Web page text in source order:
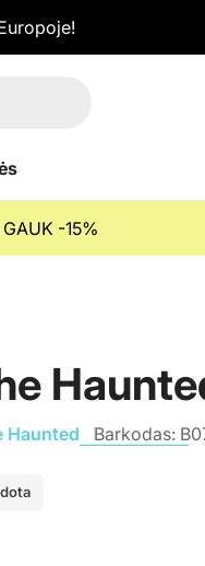
-15%
Haunted Barkodas: